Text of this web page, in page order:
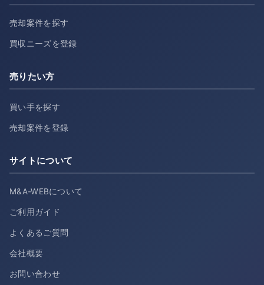
売却案件を探す
買収ニーズを登録
売りたい方
買い手を探す
売却案件を登録
サイトについて
M&A-WEBについて
ご利用ガイド
よくあるご質問
会社概要
お問い合わせ